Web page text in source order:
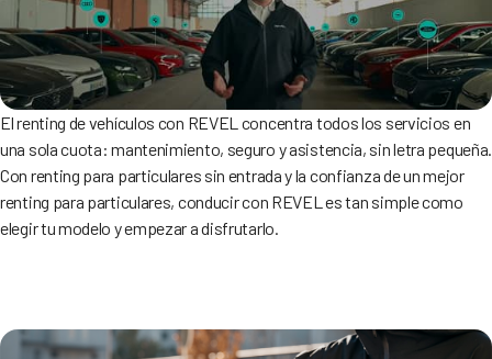
El renting de vehículos con REVEL concentra todos los servicios en
una sola cuota: mantenimiento, seguro y asistencia, sin letra pequeña.
Con renting para particulares sin entrada y la confianza de un mejor
renting para particulares, conducir con REVEL es tan simple como
elegir tu modelo y empezar a disfrutarlo.